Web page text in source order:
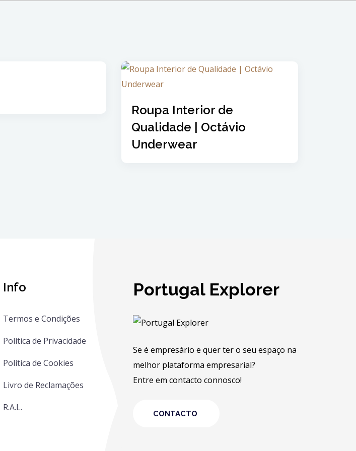
Roupa Interior de
Qualidade | Octávio
Underwear
Info
Termos e Condições
Política de Privacidade
Política de Cookies
Livro de Reclamações
R.A.L.
Portugal Explorer
Se é empresário e quer ter o seu espaço na
melhor plataforma empresarial?
Entre em contacto connosco!
CONTACTO